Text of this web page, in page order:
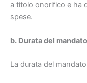
a titolo onorifico e ha
spese.
b. Durata del mandato
La durata del